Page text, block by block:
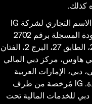
كذلك.
IG هو الاسم التجاري لشركة IG
المحدودة المسجلة برقم 2702
و2703، الطابق 27، البرج 2، الفتان
هاوس، مركز دبي المالي
دبي، الإمارات العربية
المتحدة. IG مُرخصة من طرف
للخدمات المالية تحت